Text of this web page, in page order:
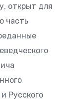
открыт для
часть
Русского